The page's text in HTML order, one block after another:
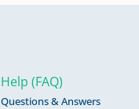
Help (FAQ)
Questions & Answers